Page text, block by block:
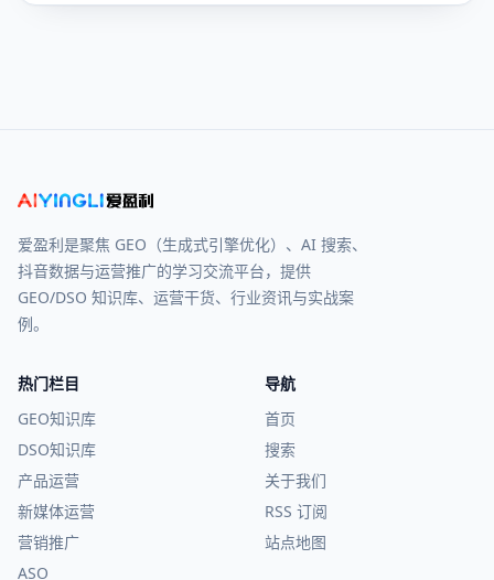
爱盈利是聚焦 GEO（生成式引擎优化）、AI 搜索、
抖音数据与运营推广的学习交流平台，提供
GEO/DSO 知识库、运营干货、行业资讯与实战案
例。
热门栏目
GEO知识库
DSO知识库
产品运营
新媒体运营
营销推广
ASO
导航
首页
搜索
关于我们
RSS 订阅
站点地图